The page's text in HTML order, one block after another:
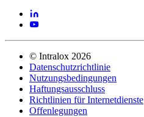
© Intralox 2026
Datenschutzrichtlinie
Nutzungsbedingungen
Haftungsausschluss
Richtlinien für Internetdienste
Offenlegungen